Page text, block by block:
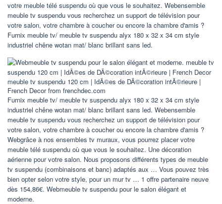
votre meuble télé suspendu où que vous le souhaitez. Webensemble
meuble tv suspendu vous recherchez un support de télévision pour
votre salon, votre chambre à coucher ou encore la chambre d'amis ?
Furnix meuble tv/ meuble tv suspendu alyx 180 x 32 x 34 cm style
industriel chêne wotan mat/ blanc brillant sans led.
meuble tv suspendu 120 cm | IdÃ©es de DÃ©coration intÃ©rieure |
French Decor from frenchdec.com
Furnix meuble tv/ meuble tv suspendu alyx 180 x 32 x 34 cm style
industriel chêne wotan mat/ blanc brillant sans led. Webensemble
meuble tv suspendu vous recherchez un support de télévision pour
votre salon, votre chambre à coucher ou encore la chambre d'amis ?
Webgrâce à nos ensembles tv muraux, vous pourrez placer votre
meuble télé suspendu où que vous le souhaitez. Une décoration
aérienne pour votre salon. Nous proposons différents types de meuble
tv suspendu (combinaisons et banc) adaptés aux … Vous pouvez très
bien opter selon votre style, pour un mur tv … 1 offre partenaire neuve
dès 154,86€. Webmeuble tv suspendu pour le salon élégant et
moderne.